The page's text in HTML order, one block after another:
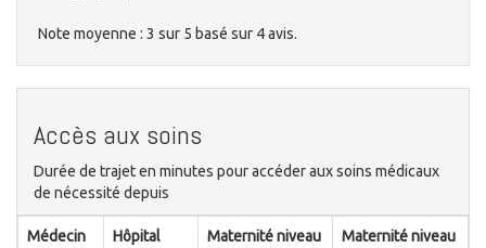
Note moyenne : 3 sur 5 basé sur 4avis.
Accès aux soins
Durée de trajet en minutes pour accéder aux soins médicaux
de nécessité depuis
Médecin Hôpital
Maternité niveau
Maternité niveau